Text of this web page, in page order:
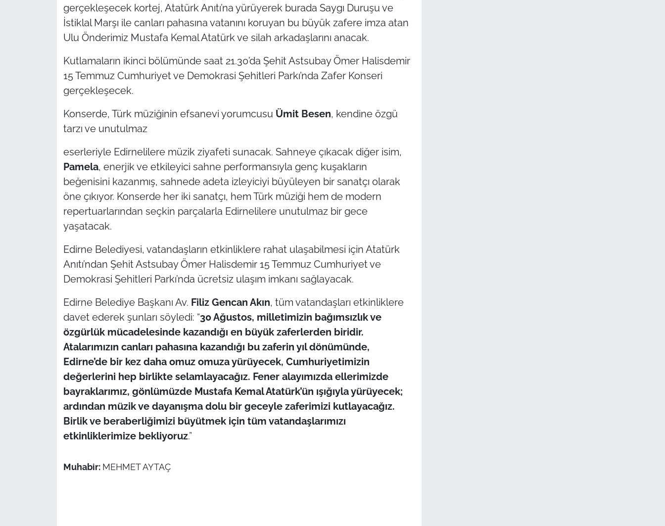
gerçekleşecek kortej, Atatürk Anıtı’na yürüyerek burada Saygı Duruşu ve
İstiklal Marşı ile canları pahasına vatanını koruyan bu büyük zafere imza atan
Ulu Önderimiz Mustafa Kemal Atatürk ve silah arkadaşlarını anacak.
Kutlamaların ikinci bölümünde saat 21.30’da Şehit Astsubay Ömer Halisdemir
15 Temmuz Cumhuriyet ve Demokrasi Şehitleri Parkı’nda Zafer Konseri
gerçekleşecek.
Konserde, Türk müziğinin efsanevi yorumcusu Ümit Besen, kendine özgü
tarzı ve unutulmaz
eserleriyle Edirnelilere müzik ziyafeti sunacak. Sahneye çıkacak diğer isim,
Pamela, enerjik ve etkileyici sahne performansıyla genç kuşakların
beğenisini kazanmış, sahnede adeta izleyiciyi büyüleyen bir sanatçı olarak
öne çıkıyor. Konserde her iki sanatçı, hem Türk müziği hem de modern
repertuarlarından seçkin parçalarla Edirnelilere unutulmaz bir gece
yaşatacak.
Edirne Belediyesi, vatandaşların etkinliklere rahat ulaşabilmesi için Atatürk
Anıtı’ndan Şehit Astsubay Ömer Halisdemir 15 Temmuz Cumhuriyet ve
Demokrasi Şehitleri Parkı’nda ücretsiz ulaşım imkanı sağlayacak.
Edirne Belediye Başkanı Av. Filiz Gencan Akın, tüm vatandaşları etkinliklere
davet ederek şunları söyledi: “30 Ağustos, milletimizin bağımsızlık ve
özgürlük mücadelesinde kazandığı en büyük zaferlerden biridir.
Atalarımızın canları pahasına kazandığı bu zaferin yıl dönümünde,
Edirne’de bir kez daha omuz omuza yürüyecek, Cumhuriyetimizin
değerlerini hep birlikte selamlayacağız. Fener alayımızda ellerimizde
bayraklarımız, gönlümüzde Mustafa Kemal Atatürk’ün ışığıyla yürüyecek;
ardından müzik ve dayanışma dolu bir geceyle zaferimizi kutlayacağız.
Birlik ve beraberliğimizi büyütmek için tüm vatandaşlarımızı
etkinliklerimize bekliyoruz.”
Muhabir: MEHMET AYTAÇ
Flaş Haber
Dış Haberler
İş Dünyası
English News
Canlı Maç
Gündem-Eğitim